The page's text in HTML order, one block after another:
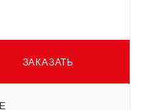
ЗАКАЗАТЬ